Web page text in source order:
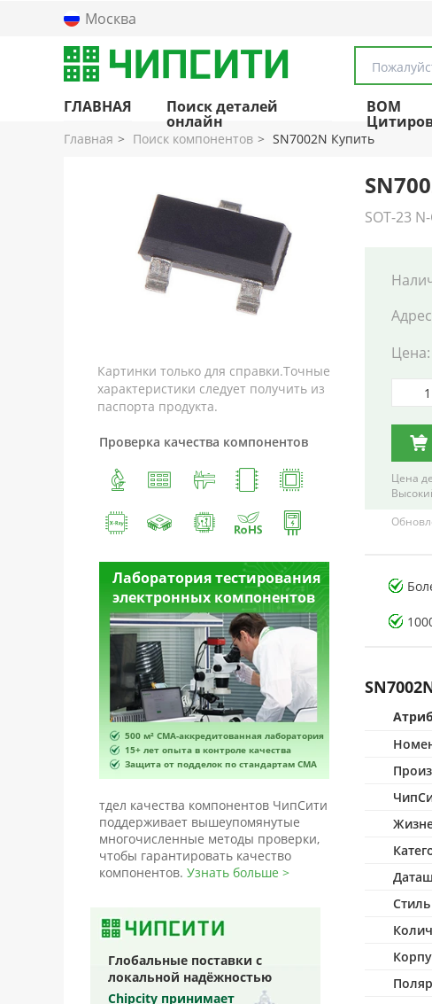
Москва
ГЛАВНАЯ Поиск деталей
онлайн
BOM
Главная Поиск компонентов SN7002N Купить
Картинки только для справки.Точные
характеристики следует получить из
паспорта продукта.
Проверка качества компонентов
Лаборатория тестирования
электронных компонентов
500 м² CMA-аккредитованная лаборатория
15+ лет опыта в контроле качества
Защита от подделок по стандартам CMA
15+ лет опыта
Защита от
тдел качества компонентов ЧипСити
поддерживает вышеупомянутые
многочисленные методы проверки,
чтобы гарантировать качество
компонентов. Узнать больше >
Глобальные поставки с
локальной надёжностью
Chipcity принимает
SOT-23
Цена:
Цена